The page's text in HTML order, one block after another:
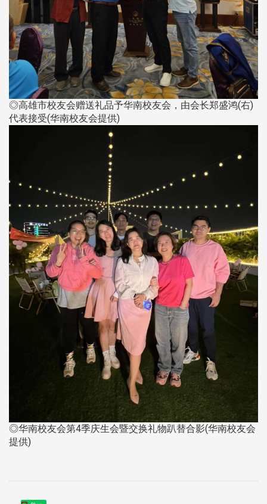
◎高雄市校友会赠送礼品予华南校友会，由会长郑盛鸿(右)
代表接受(华南校友会提供)
◎华南校友会第4季庆生会暨交换礼物趴替合影(华南校友会
提供)